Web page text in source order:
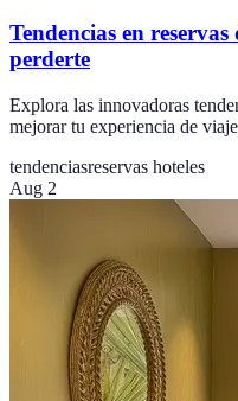
Tendencias en
perderte
Explora las innovadoras
mejorar tu experiencia de
tendenciasreservas hoteles
Aug 2